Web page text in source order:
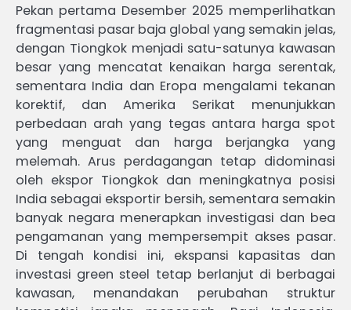
Pekan pertama Desember 2025 memperlihatkan
fragmentasi pasar baja global yang semakin jelas,
dengan Tiongkok menjadi satu-satunya kawasan
besar yang mencatat kenaikan harga serentak,
sementara India dan Eropa mengalami tekanan
korektif, dan Amerika Serikat menunjukkan
perbedaan arah yang tegas antara harga spot
yang menguat dan harga berjangka yang
melemah. Arus perdagangan tetap didominasi
oleh ekspor Tiongkok dan meningkatnya posisi
India sebagai eksportir bersih, sementara semakin
banyak negara menerapkan investigasi dan bea
pengamanan yang mempersempit akses pasar.
Di tengah kondisi ini, ekspansi kapasitas dan
investasi green steel tetap berlanjut di berbagai
kawasan, menandakan perubahan struktur